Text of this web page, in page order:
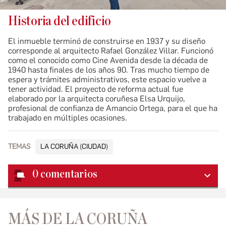
Historia del edificio
El inmueble terminó de construirse en 1937 y su diseño
corresponde al arquitecto Rafael González Villar. Funcionó
como el conocido como Cine Avenida desde la década de
1940 hasta finales de los años 90. Tras mucho tiempo de
espera y trámites administrativos, este espacio vuelve a
tener actividad. El proyecto de reforma actual fue
elaborado por la arquitecta coruñesa Elsa Urquijo,
profesional de confianza de Amancio Ortega, para el que ha
trabajado en múltiples ocasiones.
TEMAS LA CORUÑA (CIUDAD)
0 comentarios
MÁS DE LA CORUÑA